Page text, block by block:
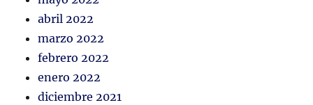
abril 2022
marzo 2022
febrero 2022
enero 2022
diciembre 2021